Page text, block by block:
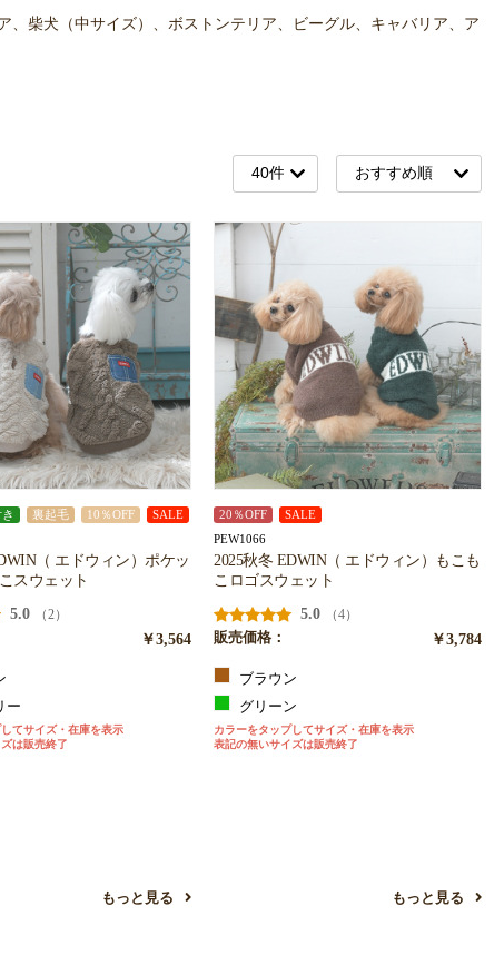
柴犬（中サイズ）、ボストンテリア、ビーグル、キャバリア、ア
裏起毛 10％OFF SALE
（ エドウィン）ポケッ
スウェット
5.0
（2）
￥3,564
ー
てサイズ・在庫を表示
は販売終了
もっと見る
20％OFF SALE
PEW1066
2025秋冬 EDWIN（ エドウィン）もこも
こロゴスウェット
5.0
（4）
販売価格：
￥3,784
ブラウン
グリーン
カラーをタップしてサイズ・在庫を表示
表記の無いサイズは販売終了
もっと見る